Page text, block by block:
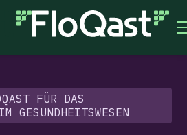
FÜR DAS
GESUNDHEITSWESEN